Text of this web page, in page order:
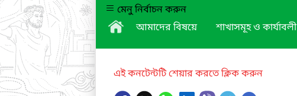
মেনু নির্বাচন করুন
আমাদের বিষয়ে
শাখাসমূহ ও কার্যাবলী
এই কনটেন্টটি শেয়ার করতে ক্লিক করুন